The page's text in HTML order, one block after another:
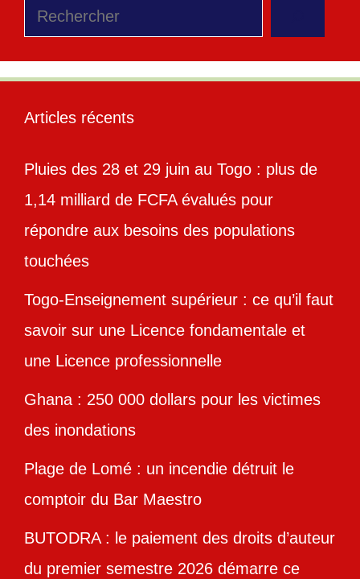
Rechercher
Articles récents
Pluies des 28 et 29 juin au Togo : plus de
1,14 milliard de FCFA évalués pour
répondre aux besoins des populations
touchées
Togo-Enseignement supérieur : ce qu’il faut
savoir sur une Licence fondamentale et
une Licence professionnelle
Ghana : 250 000 dollars pour les victimes
des inondations
Plage de Lomé : un incendie détruit le
comptoir du Bar Maestro
BUTODRA : le paiement des droits d’auteur
du premier semestre 2026 démarre ce